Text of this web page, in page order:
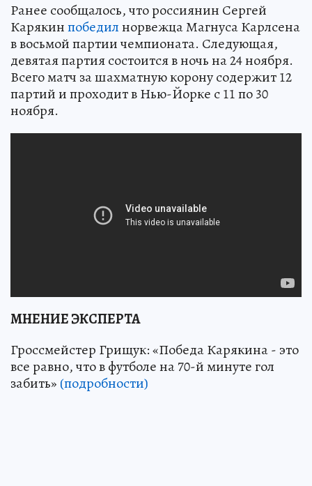
Ранее сообщалось, что россиянин Сергей
Карякинпобедилнорвежца Магнуса Карлсена
в восьмой партии чемпионата. Следующая,
девятая партия состоится в ночь на 24 ноября.
Всего матч за шахматную корону содержит 12
партий и проходит в Нью-Йорке с 11 по 30
ноября.
МНЕНИЕ ЭКСПЕРТА
Гроссмейстер Грищук: «Победа Карякина - это
все равно, что в футболе на 70-й минуте гол
забить» (подробности)